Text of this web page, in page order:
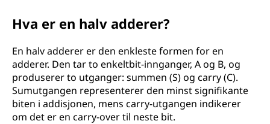
Hva er en halv adderer?
En halv adderer er den enkleste formen for en
adderer. Den tar to enkeltbit-innganger, A og B, og
produserer to utganger: summen (S) og carry (C).
Sumutgangen representerer den minst signifikante
biten i addisjonen, mens carry-utgangen indikerer
om det er en carry-over til neste bit.